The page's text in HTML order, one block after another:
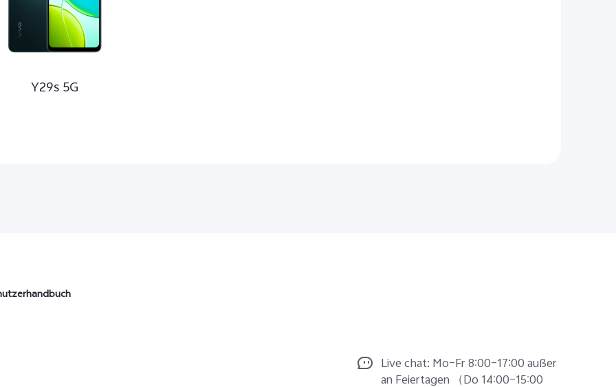
Y29s 5G
Live chat: Mo–Fr 8:00–17:00 außer
an Feiertagen （Do 14:00–15:00